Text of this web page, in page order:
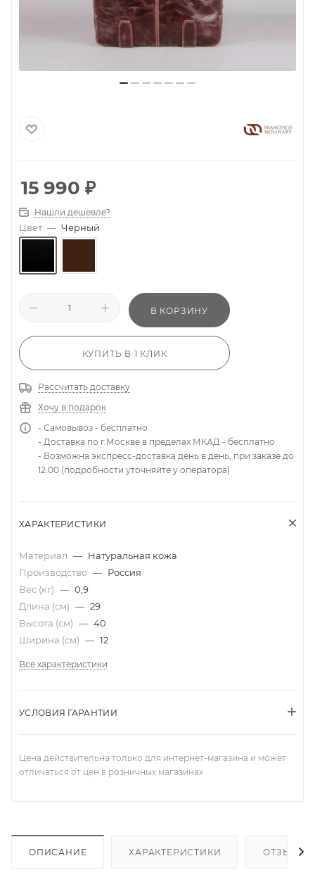
15 990 ₽
Нашли дешевле?
Цвет — Черный
В КОРЗИНУ
КУПИТЬ В 1 КЛИК
Рассчитать доставку
Хочу в подарок
- Самовывоз - бесплатно
- Доставка по г.Москве в пределах МКАД - бесплатно
- Возможна экспресс-доставка день в день, при заказе до
12.00 (подробности уточняйте у оператора)
ХАРАКТЕРИСТИКИ
Материал — Натуральная кожа
Производство — Россия
Вес (кг) — 0,9
Длина (см) — 29
Высота (см) — 40
Ширина (см) — 12
Все характеристики
УСЛОВИЯ ГАРАНТИИ
Цена действительна только для интернет-магазина и может
отличаться от цен в розничных магазинах
ОПИСАНИЕ ХАРАКТЕРИСТИКИ ОТЗЫВЫ